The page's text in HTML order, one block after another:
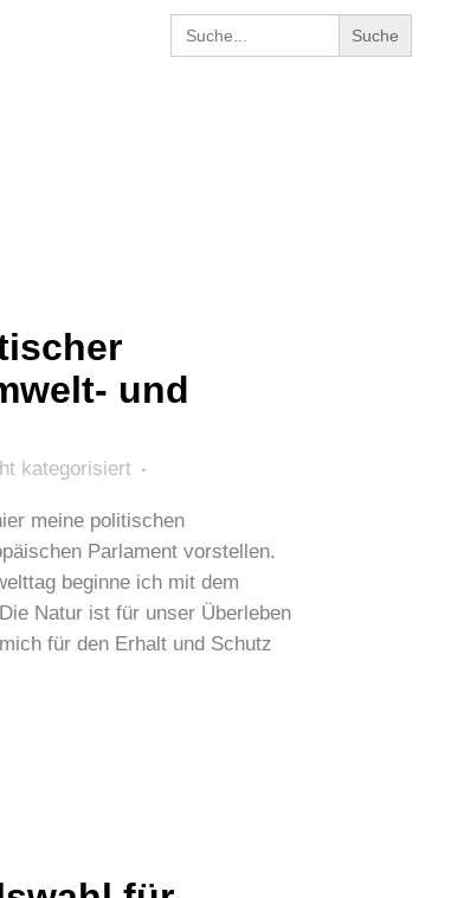
Search
for:
und
kategorisiert
meine politischen
Parlament vorstellen.
beginne ich mit dem
Natur ist für unser Überleben
für den Erhalt und Schutz